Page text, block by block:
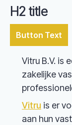
H2 title
Button Text
Vitru B.V. is
zakelijke
Vitru is er
aan hun